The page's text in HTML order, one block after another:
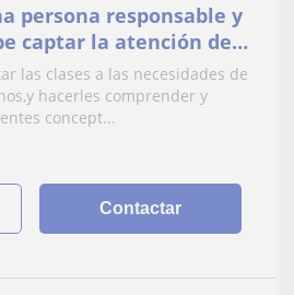
persona responsable y
captar la atención de
las clases a las necesidades de
hacerles comprender y
concept...
Contactar